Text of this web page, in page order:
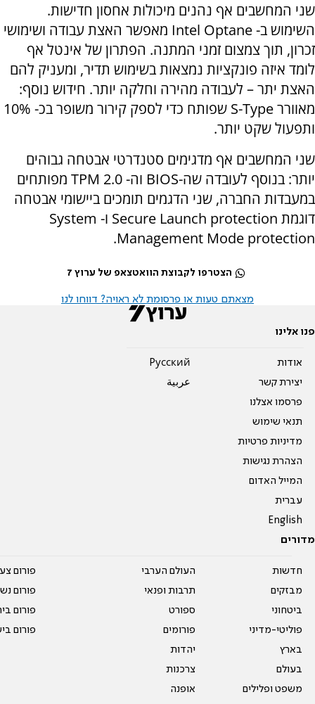
שני המחשבים אף נהנים מיכולות אחסון חדישות.
השימוש ב- Intel Optane מאפשר האצת עבודה ושימושי
זכרון, תוך צמצום זמני המתנה. הפתרון של אינטל אף
לומד איזה פונקציות נמצאות בשימוש תדיר, ומעניק להם
האצת יתר – לעבודה מהירה וחלקה יותר. חידוש נוסף:
מאוורר S-Type שפותח כדי לספק קירור משופר בכ- 10%
ותפעול שקט יותר.
שני המחשבים אף מדגימים סטנדרטי אבטחה גבוהים
יותר: בנוסף לעובדה שה-BIOS וה- TPM 2.0 מפותחים
במעבדות החברה, שני הדגמים תומכים ביישומי אבטחה
דוגמת Secure Launch protection ו- System
Management Mode protection.
הצטרפו לקבוצת הוואטצאפ של ערוץ 7
מצאתם טעות או פרסומת לא ראויה? דווחו לנו
פנו אלינו
אודות
יצירת קשר
פרסמו אצלנו
תנאי שימוש
מדיניות פרטיות
הצהרת נגישות
המייל האדום
עברית
English
Pусский
عربية
מדורים
חדשות
מבזקים
ביטחוני
פוליטי-מדיני
בארץ
בעולם
משפט ופלילים
העולם הערבי
תרבות ופנאי
ספורט
פורומים
יהדות
צרכנות
אופנה
פורום
פורום
פורום
פורום